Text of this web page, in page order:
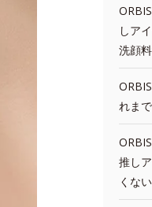
しア
洗顔
れま
推し
くな